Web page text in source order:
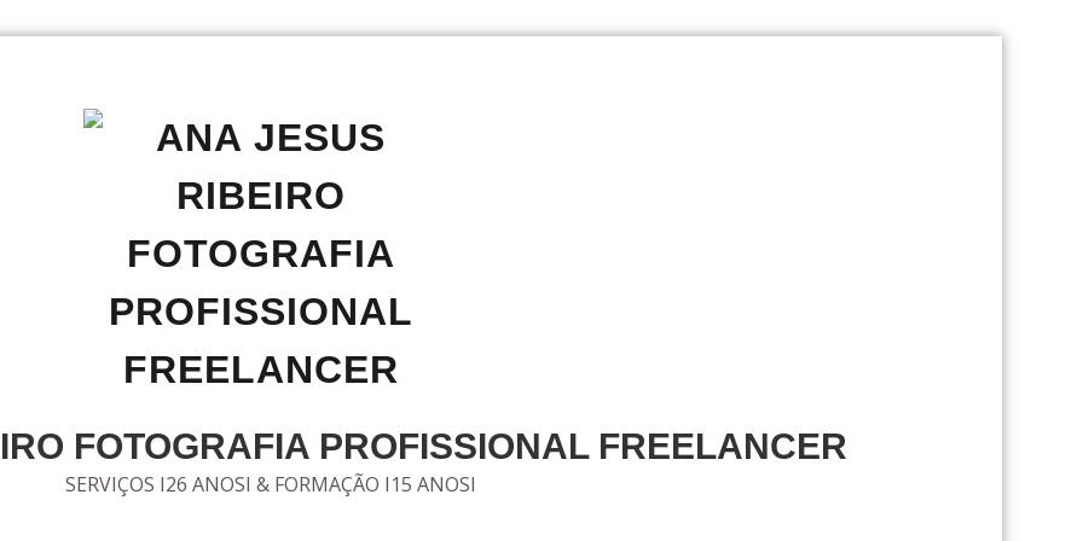
FOTOGRAFIA PROFISSIONAL FREELANCER
SERVIÇOS I26 ANOSI & FORMAÇÃO I15 ANOSI